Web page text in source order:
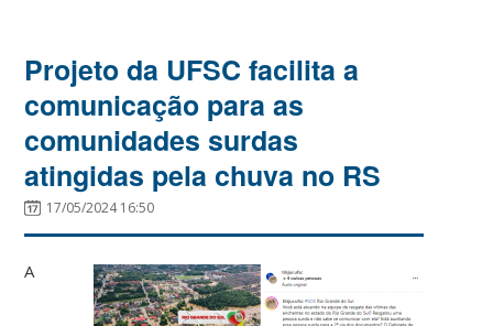
Projeto da UFSC facilita a
comunicação para as
comunidades surdas
atingidas pela chuva no RS
17/05/2024 16:50
A